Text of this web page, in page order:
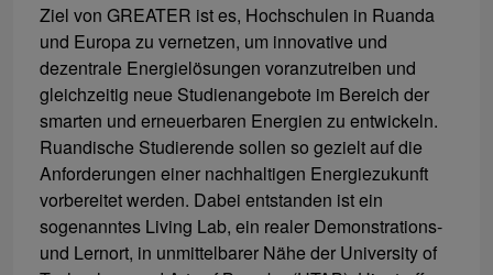
Ziel von GREATER ist es, Hochschulen in Ruanda
und Europa zu vernetzen, um innovative und
dezentrale Energielösungen voranzutreiben und
gleichzeitig neue Studienangebote im Bereich der
smarten und erneuerbaren Energien zu entwickeln.
Ruandische Studierende sollen so gezielt auf die
Anforderungen einer nachhaltigen Energiezukunft
vorbereitet werden. Dabei entstanden ist ein
sogenanntes Living Lab, ein realer Demonstrations-
und Lernort, in unmittelbarer Nähe der University of